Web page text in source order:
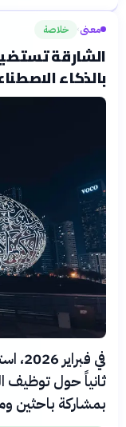
معنى› خلاصة
الشارقة
بالذكاء
في
ثانياً حول توظيف
بمشاركة باحثين